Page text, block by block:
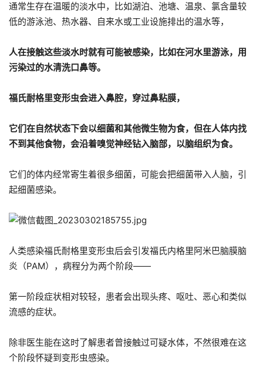
通常生存在温暖的淡水中，比如湖泊、池塘、温泉、氯含量较
低的游泳池、热水器、自来水或工业设施排出的温水等，
人在接触这些淡水时就有可能被感染，比如在河水里游泳，用
污染过的水清洗口鼻等。
福氏耐格里变形虫会进入鼻腔，穿过鼻粘膜，
它们在自然状态下会以细菌和其他微生物为食，但在人体内找
不到其他食物，会沿着嗅觉神经钻入脑部，以脑组织为食。
它们的体内经常寄生着很多细菌，可能会把细菌带入人脑，引
起细菌感染。
人类感染福氏耐格里变形虫后会引发福氏内格里阿米巴脑膜脑
炎（PAM），病程分为两个阶段——
第一阶段症状相对较轻，患者会出现头疼、呕吐、恶心和类似
流感的症状。
除非医生能在这时了解患者曾接触过可疑水体，不然很难在这
个阶段怀疑到变形虫感染。